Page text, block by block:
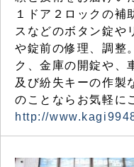
１ドア２ロックの補
スなどのボタン錠や
や錠前の修理、調整
ク、金庫の開錠や、
及び紛失キーの作製
のことならお気軽に
http://